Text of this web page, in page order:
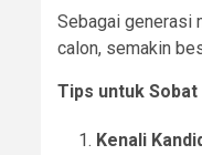
Sebagai generasi
calon, semakin
Tips untuk Sobat
Kenali